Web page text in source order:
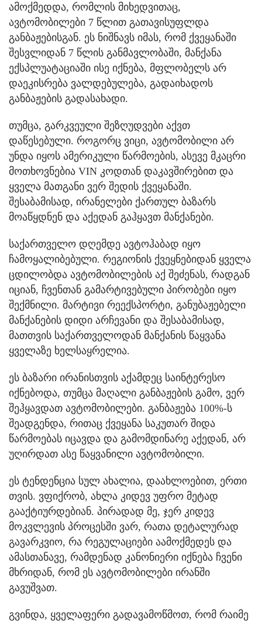
ამოქმედდა, რომლის მიხედვითაც,
ავტომობილები 7 წლით გათავისუფლდა
განბაჟებისგან. ეს ნიშნავს იმას, რომ ქვეყანაში
შესვლიდან 7 წლის განმავლობაში, მანქანა
ექსპლუატაციაში ისე იქნება, მფლობელს არ
დაეკისრება ვალდებულება, გადაიხადოს
განბაჟების გადასახადი.
თუმცა, გარკვეული შეზღუდვები აქვთ
დაწესებული. როგორც ვიცი, ავტომობილი არ
უნდა იყოს ამერიკული წარმოების, ასევე მკაცრი
მოთხოვნებია VIN კოდთან დაკავშირებით და
ყველა მათგანი ვერ შედის ქვეყანაში.
შესაბამისად, ირანელები ქართულ ბაზარს
მოაწყდნენ და აქედან გაჰყავთ მანქანები.
საქართველო დღემდე ავტოჰაბად იყო
ჩამოყალიბებული. რეგიონის ქვეყნებიდან ყველა
ცდილობდა ავტომობილების აქ შეძენას, რადგან
იციან, ჩვენთან გამარტივებული პირობები იყო
შექმნილი. მარტივი რეექსპორტი, განუბაჟებელი
მანქანების დიდი არჩევანი და შესაბამისად,
მათთვის საქართველოდან მანქანის წაყვანა
ყველაზე ხელსაყრელია.
ეს ბაზარი ირანისთვის აქამდეც საინტერესო
იქნებოდა, თუმცა მაღალი განბაჟების გამო, ვერ
შეჰყავდათ ავტომობილები. განბაჟება 100%-ს
შეადგენდა, რითაც ქვეყანა საკუთარ შიდა
წარმოებას იცავდა და გამომდინარე აქედან, არ
უღირდათ ასე წაყვანილი ავტომობილი.
ეს ტენდენცია სულ ახალია, დაახლოებით, ერთი
თვის. ვფიქრობ, ახლა კიდევ უფრო მეტად
გააქტიურდებიან. პირადად მე, ჯერ კიდევ
მოკვლევის პროცესში ვარ, რათა დეტალურად
გავარკვიო, რა რეგულაციები აამოქმედეს და
ამასთანავე, რამდენად კანონიერი იქნება ჩვენი
მხრიდან, რომ ეს ავტომობილები ირანში
გავუშვათ.
გვინდა, ყველაფერი გადავამოწმოთ, რომ რაიმე